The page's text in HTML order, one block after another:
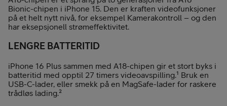
Bionic-chipen i iPhone 15. Den er kraften videofunksjoner
på et helt nytt nivå, for eksempel Kamerakontroll – og den
har eksepsjonell strømeffektivitet.
LENGRE BATTERITID
iPhone 16 Plus sammen med A18-chipen gir et stort byks i
batteritid med opptil 27 timers videoavspilling.¹ Bruk en
USB-C-lader, eller smekk på en MagSafe-lader for raskere
trådløs lading.²